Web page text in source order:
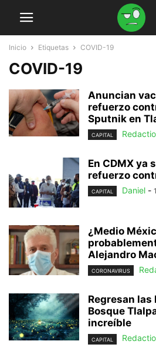
Inicio Etiquetas COVID-19
COVID-19
Anuncian
refuerzo
Sputnik en
CAPITAL
En CDMX ya
refuerzo
CAPITAL Daniel -
¿Medio
Alejandro
CORONAVIRUS
Regresan
Bosque
increíble
CAPITAL